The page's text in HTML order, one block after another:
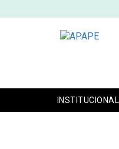
INSTITUCIONAL